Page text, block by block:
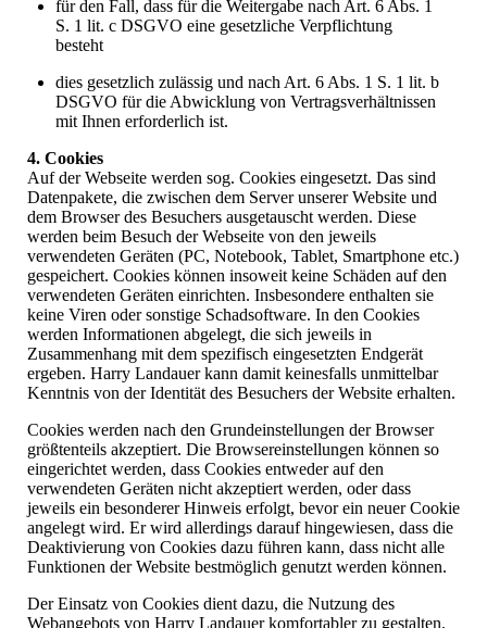
für den Fall, dass für die Weitergabe nach Art. 6 Abs. 1
S. 1 lit. c DSGVO eine gesetzliche Verpflichtung
besteht
dies gesetzlich zulässig und nach Art. 6 Abs. 1 S. 1 lit. b
DSGVO für die Abwicklung von Vertragsverhältnissen
mit Ihnen erforderlich ist.
4. Cookies
Auf der Webseite werden sog. Cookies eingesetzt. Das sind
Datenpakete, die zwischen dem Server unserer Website und
dem Browser des Besuchers ausgetauscht werden. Diese
werden beim Besuch der Webseite von den jeweils
verwendeten Geräten (PC, Notebook, Tablet, Smartphone etc.)
gespeichert. Cookies können insoweit keine Schäden auf den
verwendeten Geräten einrichten. Insbesondere enthalten sie
keine Viren oder sonstige Schadsoftware. In den Cookies
werden Informationen abgelegt, die sich jeweils in
Zusammenhang mit dem spezifisch eingesetzten Endgerät
ergeben. Harry Landauer kann damit keinesfalls unmittelbar
Kenntnis von der Identität des Besuchers der Website erhalten.
Cookies werden nach den Grundeinstellungen der Browser
größtenteils akzeptiert. Die Browsereinstellungen können so
eingerichtet werden, dass Cookies entweder auf den
verwendeten Geräten nicht akzeptiert werden, oder dass
jeweils ein besonderer Hinweis erfolgt, bevor ein neuer Cookie
angelegt wird. Er wird allerdings darauf hingewiesen, dass die
Deaktivierung von Cookies dazu führen kann, dass nicht alle
Funktionen der Website bestmöglich genutzt werden können.
Der Einsatz von Cookies dient dazu, die Nutzung des
Webangebots von Harry Landauer komfortabler zu gestalten.